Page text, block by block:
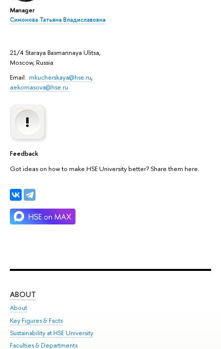
Manager
Симонова Татьяна Владиславовна
21/4 Staraya Basmannaya Ulitsa,
Moscow, Russia
Email: mkucherskaya@hse.ru,
aekomasova@hse.ru
Feedback
Got ideas on how to make HSE University better? Share them here.
ABOUT
About
Key Figures & Facts
Sustainability at HSE University
Faculties & Departments